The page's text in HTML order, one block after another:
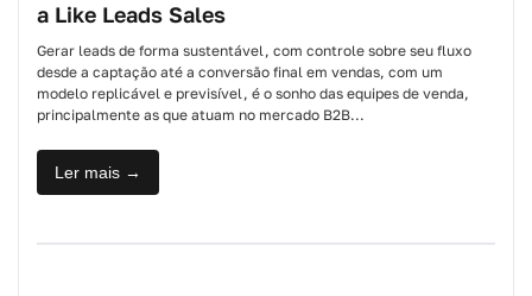
a Like Leads Sales
Gerar leads de forma sustentável, com controle sobre seu fluxo
desde a captação até a conversão final em vendas, com um
modelo replicável e previsível, é o sonho das equipes de venda,
principalmente as que atuam no mercado B2B...
Ler mais →